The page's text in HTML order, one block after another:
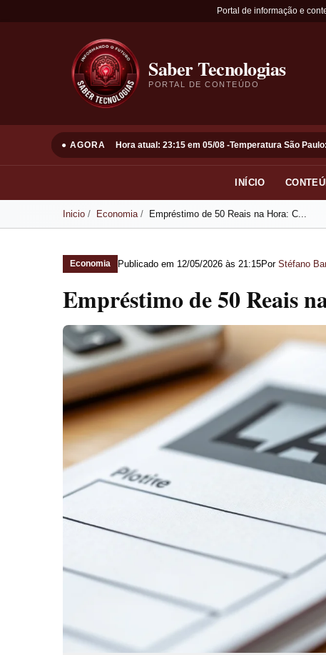
Portal de informação e
Saber Tecnologias
PORTAL DE CONTEÚDO
● AGORA Hora atual: 23:15 em 05/08 -Temperatura São
INÍCIO
Inicio Economia Empréstimo de 50 Reais na Hora: C...
Economia Publicado em 12/05/2026 às 21:15Por Stéfano
Empréstimo de 50 Reais